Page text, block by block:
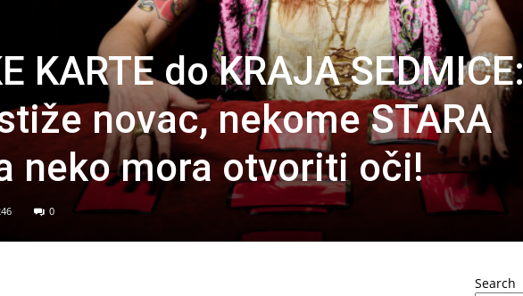
KARTE do KRAJA SEDMICE:
novac, nekome STARA
neko mora otvoriti oči!
0
Search